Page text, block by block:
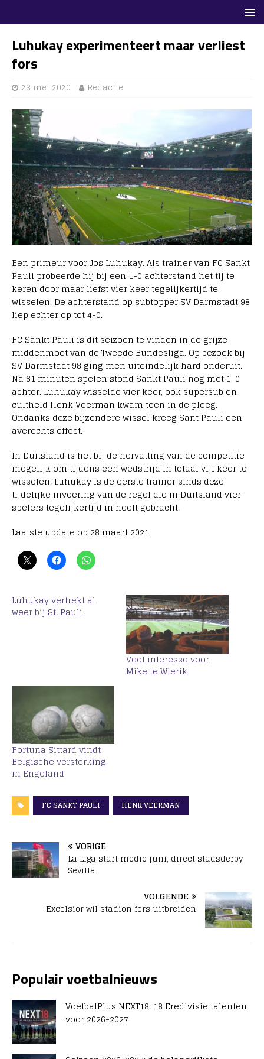
Luhukay experimenteert maar verliest
fors
23 mei 2020 Redactie
Een primeur voor Jos Luhukay. Als trainer van FC Sankt
Pauli probeerde hij bij een 1-0 achterstand het tij te
keren door maar liefst vier keer tegelijkertijd te
wisselen. De achterstand op subtopper SV Darmstadt 98
liep echter op tot 4-0.
FC Sankt Pauli is dit seizoen te vinden in de grijze
middenmoot van de Tweede Bundesliga. Op bezoek bij
SV Darmstadt 98 ging men uiteindelijk hard onderuit.
Na 61 minuten spelen stond Sankt Pauli nog met 1-0
achter. Luhukay wisselde vier keer, ook supersub en
cultheld Henk Veerman kwam toen in de ploeg.
Ondanks deze bijzondere wissel kreeg Sant Pauli een
averechts effect.
In Duitsland is het bij de hervatting van de competitie
mogelijk om tijdens een wedstrijd in totaal vijf keer te
wisselen. Luhukay is de eerste trainer sinds deze
tijdelijke invoering van de regel die in Duitsland vier
spelers tegelijkertijd in heeft gebracht.
Laatste update op 28 maart 2021
Luhukay vertrekt al
weer bij St. Pauli
Veel interesse voor
Mike te Wierik
Fortuna Sittard vindt
Belgische versterking
in Engeland
FC SANKT PAULI HENK VEERMAN
VORIGE
La Liga start medio juni, direct stadsderby
Sevilla
VOLGENDE
Excelsior wil stadion fors uitbreiden
Populair voetbalnieuws
VoetbalPlus NEXT18: 18 Eredivisie talenten
voor 2026-2027